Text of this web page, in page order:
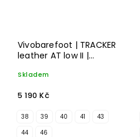
Vivobarefoot | TRACKER
leather AT low II |
Skladem
5 190 Kč
38 39 40 41 43
44 46